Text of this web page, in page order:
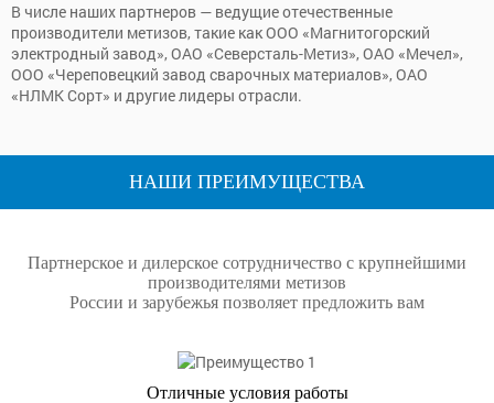
В числе наших партнеров — ведущие отечественные
производители метизов, такие как ООО «Магнитогорский
электродный завод», ОАО «Северсталь-Метиз», ОАО «Мечел»,
ООО «Череповецкий завод сварочных материалов», ОАО
«НЛМК Сорт» и другие лидеры отрасли.
НАШИ ПРЕИМУЩЕСТВА
Партнерское и дилерское сотрудничество с крупнейшими
производителями метизов
России и зарубежья позволяет предложить вам
Отличные условия работы